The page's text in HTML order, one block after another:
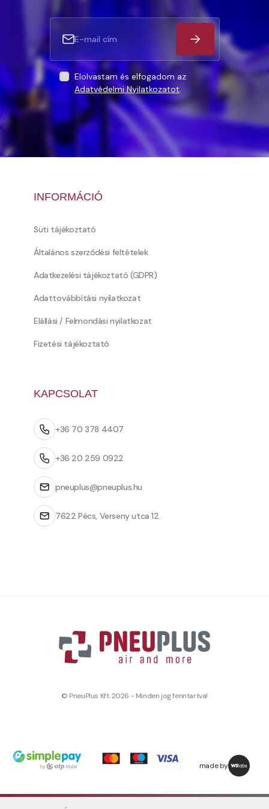
Elolvastam és elfogadom az
Adatvédelmi Nyilatkozatot.
INFORMÁCIÓ
Süti tájékoztató
Általános szerződési feltételek
Adatkezelési tájékoztató (GDPR)
Adattovábbítási nyilatkozat
Elállási / Felmondási nyilatkozat
Fizetési tájékoztató
KAPCSOLAT
+36 70 378 4407
+36 20 259 0922
pneuplus@pneuplus.hu
7622 Pécs, Verseny utca 12.
© PneuPlus Kft. 2026 - Minden jog fenntartva!
made by